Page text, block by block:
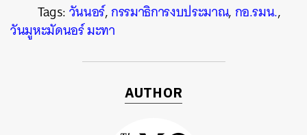
Tags:วันนอร์,กรรมาธิการงบประมาณ,กอ.รมน.,
วันมูหะมัดนอร์ มะทา
AUTHOR